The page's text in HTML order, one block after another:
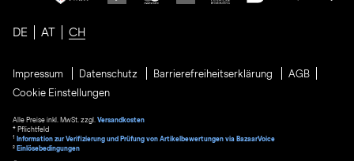
DE AT CH
Impressum Datenschutz Barrierefreiheitserklärung
AGB
Cookie Einstellungen
Alle Preise inkl. MwSt. zzgl. Versandkosten
* Pflichtfeld
1
Information zur Verifizierung und Prüfung von Artikelbewertungen via BazaarVoice
² Einlösebedingungen